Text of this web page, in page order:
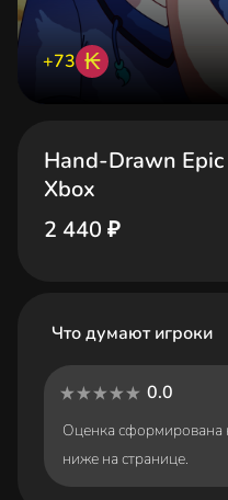
+73 ₭
Hand-Drawn
Xbox
2 440 ₽
Что думают игроки
0.0
Оценка сформирована
ниже на странице.